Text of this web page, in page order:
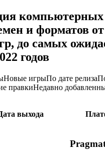
компьютерных
и форматов
до самых
годов
игрыПо дате
правкиНедавно
выхода